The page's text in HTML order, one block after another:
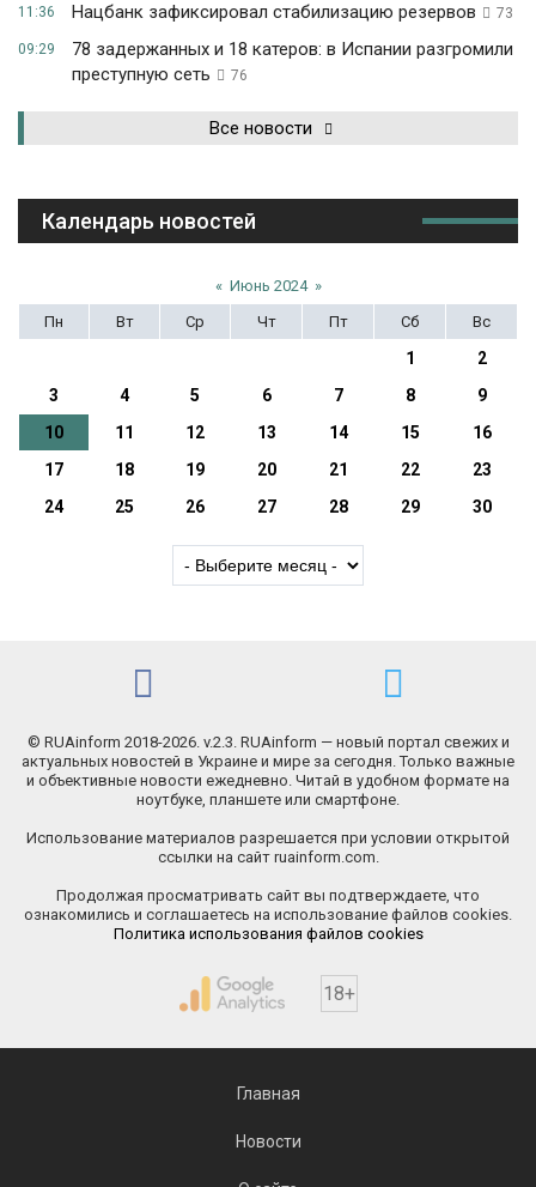
11:36 Нацбанк зафиксировал стабилизацию резервов 73
09:29
78 задержанных и 18 катеров: в Испании разгромили
преступную сеть
76
Все новости
Календарь новостей
« Июнь 2024 »
Пн
Вт Ср Чт Пт Сб Вс
1
2
3
4 5 6 7 8
9
10
11 12 13 14 15
16
17
18 19 20 21 22
23
24
25 26 27 28 29 30
© RUAinform 2018-2026. v.2.3. RUAinform — новый портал свежих и
актуальных новостей в Украине и мире за сегодня. Только важные
и объективные новости ежедневно. Читай в удобном формате на
ноутбуке, планшете или смартфоне.
Использование материалов разрешается при условии открытой
ссылки на сайт ruainform.com.
Продолжая просматривать сайт вы подтверждаете, что
ознакомились и соглашаетесь на использование файлов cookies.
Политика использования файлов cookies
18+
Главная
Новости